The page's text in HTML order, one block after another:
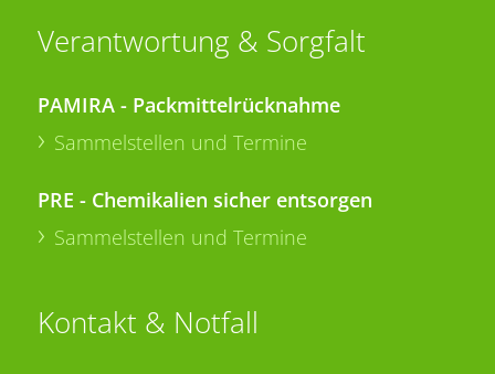
Verantwortung & Sorgfalt
PAMIRA - Packmittelrücknahme
Sammelstellen und Termine
PRE - Chemikalien sicher entsorgen
Sammelstellen und Termine
Kontakt & Notfall